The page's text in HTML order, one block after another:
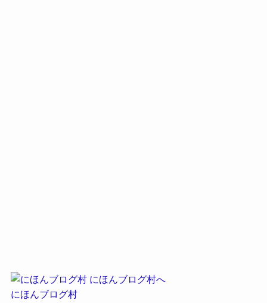
にほんブログ村